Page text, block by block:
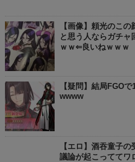
【画像】頼光のこ
と思う人ならガチャ
ｗｗ⇐良いねｗｗｗ
【疑問】結局FGO
wwww
【エロ】酒吞童子
議論が起こっててワ